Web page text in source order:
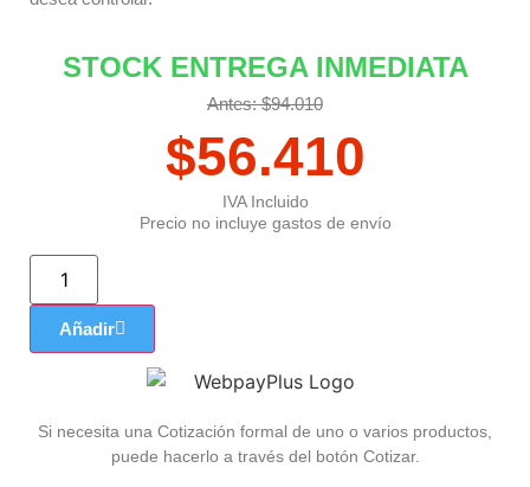
STOCK ENTREGA INMEDIATA
Antes: $94.010
$56.410
IVA Incluido
Precio no incluye gastos de envío
Añadir
Si necesita una Cotización formal de uno o varios productos,
puede hacerlo a través del botón Cotizar.